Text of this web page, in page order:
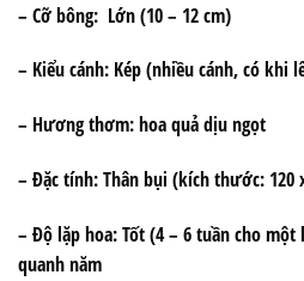
– Cỡ bông: Lớn (10 – 12 cm)
– Kiểu cánh: Kép (nhiều cánh, có khi
– Hương thơm:hoa quả dịu ngọt
– Đặc tính:Thân bụi (kích thước: 120
– Độ lặp hoa:Tốt (4 – 6 tuần cho
quanh năm